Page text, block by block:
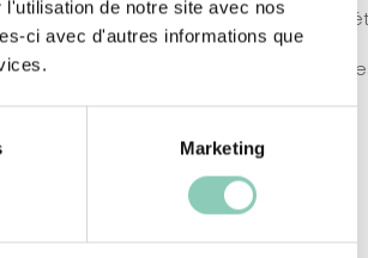
de notre site avec nos
ci avec d'autres informations que
Marketing
talon Caoutchouc